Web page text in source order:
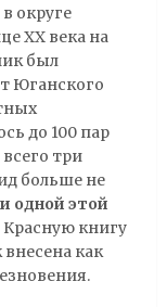
округе
XX века на
был
Юганского
до 100 пар
три
больше не
одной этой
Красную книгу
как